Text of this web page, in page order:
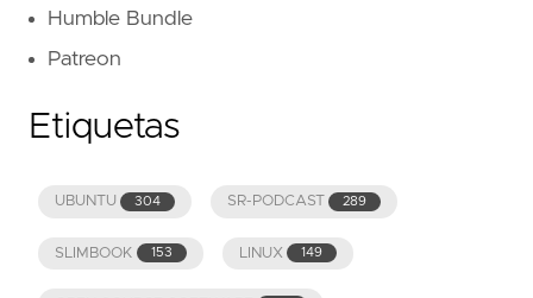
Humble Bundle
Patreon
Etiquetas
UBUNTU 304 SR-PODCAST 289
SLIMBOOK 153 LINUX 149